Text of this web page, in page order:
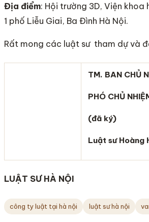
Địa điểm: Hội trường 3D, Viện
1 phố Liễu Giai, Ba Đình Hà Nội.
Rất mong các luật sư tham dự và
TM. BAN CHỦ
PHÓ CHỦ
(đã ký)
Luật sư Hoàng
LUẬT SƯ HÀ NỘI
công ty luật tại hà nội luật sư hà nội